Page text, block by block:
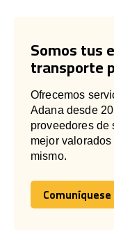
Somos tus
transporte
Ofrecemos
Adana desde
proveedores de
mejor
mismo.